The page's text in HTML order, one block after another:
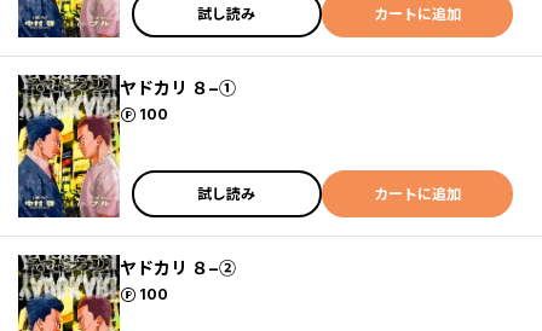
試し読み カートに追加
ヤドカリ ８−①
100
ポイント
試し読み カートに追加
ヤドカリ ８−②
100
ポイント